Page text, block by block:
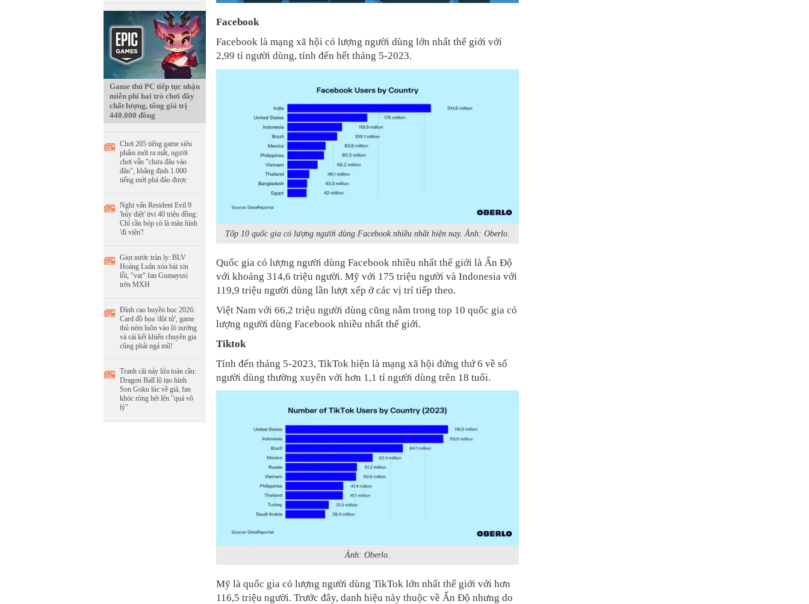
Game thủ PC tiếp tục nhận
miễn phí hai trò chơi đầy
chất lượng, tổng giá trị
440.000 đồng
Chơi 205 tiếng game siêu
phẩm mới ra mắt, người
chơi vẫn "chưa đâu vào
đâu", khẳng định 1.000
tiếng mới phá đảo được
Nghi vấn Resident Evil 9
'hủy diệt' tivi 40 triệu đồng:
Chỉ cần bóp cò là màn hình
'đi viện'!
Giọt nước tràn ly: BLV
Hoàng Luân xóa bài xin
lỗi, "var" fan Gumayusi
trên MXH
Đỉnh cao huyền học 2026:
Card đồ họa 'đột tử', game
thủ ném luôn vào lò nướng
và cái kết khiến chuyên gia
cũng phải ngả mũ!
Tranh cãi nảy lửa toàn cầu:
Dragon Ball lộ tạo hình
Son Goku lúc về già, fan
khóc ròng hét lên "quá vô
lý"
Facebook
Facebook là mạng xã hội có lượng người dùng lớn nhất thế giới với
2,99 tỉ người dùng, tính đến hết tháng 5-2023.
Tốp 10 quốc gia có lượng người dùng Facebook nhiều nhất hiện nay. Ảnh: Oberlo.
Quốc gia có lượng người dùng Facebook nhiều nhất thế giới là Ấn Độ
với khoảng 314,6 triệu người. Mỹ với 175 triệu người và Indonesia với
119,9 triệu người dùng lần lượt xếp ở các vị trí tiếp theo.
Việt Nam với 66,2 triệu người dùng cũng nằm trong top 10 quốc gia có
lượng người dùng Facebook nhiều nhất thế giới.
Tiktok
Tính đến tháng 5-2023, TikTok hiện là mạng xã hội đứng thứ 6 về số
người dùng thường xuyên với hơn 1,1 tỉ người dùng trên 18 tuổi.
Ảnh: Oberlo.
Mỹ là quốc gia có lượng người dùng TikTok lớn nhất thế giới với hơn
116,5 triệu người. Trước đây, danh hiệu này thuộc về Ấn Độ nhưng do